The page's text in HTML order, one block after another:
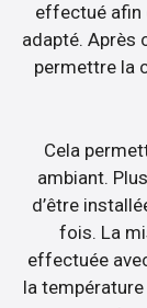
effectué afin
adapté. Après
permettre la
Cela
ambiant.
d’être
fois. La
effectuée
la